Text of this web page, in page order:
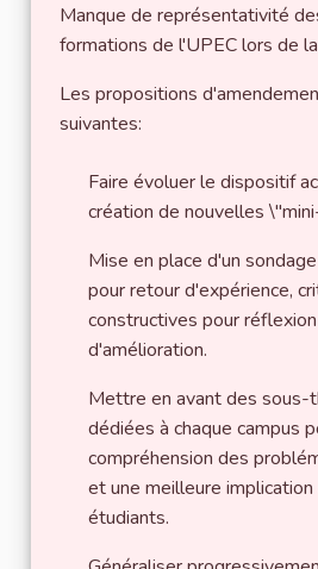
Manque de représentativité
formations de l'UPEC lors de la
Les propositions
suivantes:
Faire évoluer le dispositif
création de nouvelles
Mise en place d'un
pour retour d'expérience,
constructives pour
d'amélioration.
Mettre en avant des sous-
dédiées à chaque campus
compréhension des
et une meilleure implication
étudiants.